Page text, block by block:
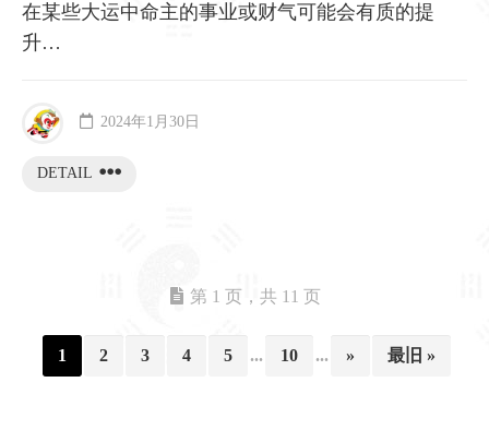
在某些大运中命主的事业或财气可能会有质的提
升…
DETAIL
2024年1月30日
第 1 页，共 11 页
1 2 3 4 5 ... 10 ... » 最旧 »